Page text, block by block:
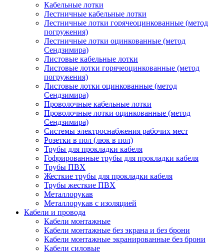
Кабельные лотки
Лестничные кабельные лотки
Лестничные лотки горячеоцинкованные (метод
погружения)
Лестничные лотки оцинкованные (метод
Сендзимира)
Листовые кабельные лотки
Листовые лотки горячеоцинкованные (метод
погружения)
Листовые лотки оцинкованные (метод
Сендзимира)
Проволочные кабельные лотки
Проволочные лотки оцинкованные (метод
Сендзимира)
Системы электроснабжения рабочих мест
Розетки в пол (люк в пол)
Трубы для прокладки кабеля
Гофрированные трубы для прокладки кабеля
Трубы ПВХ
Жесткие трубы для прокладки кабеля
Трубы жесткие ПВХ
Металлорукав
Металлорукав с изоляцией
Кабели и провода
Кабели монтажные
Кабели монтажные без экрана и без брони
Кабели монтажные экранированные без брони
Кабели силовые